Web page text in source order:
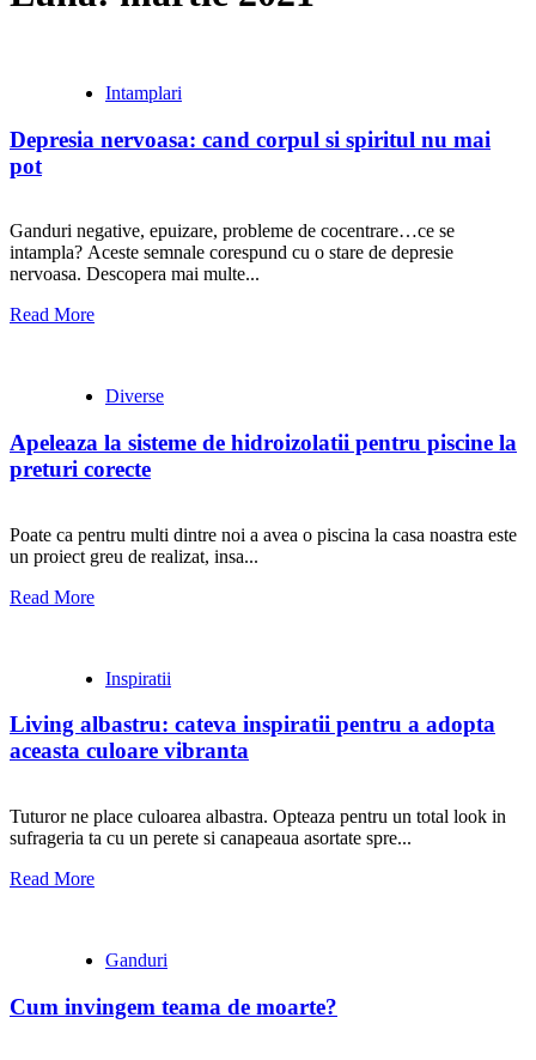
Intamplari
Depresia nervoasa: cand corpul si spiritul nu mai
pot
Ganduri negative, epuizare, probleme de cocentrare…ce se
intampla? Aceste semnale corespund cu o stare de depresie
nervoasa. Descopera mai multe...
Read More
Diverse
Apeleaza la sisteme de hidroizolatii pentru piscine la
preturi corecte
Poate ca pentru multi dintre noi a avea o piscina la casa noastra este
un proiect greu de realizat, insa...
Read More
Inspiratii
Living albastru: cateva inspiratii pentru a adopta
aceasta culoare vibranta
Tuturor ne place culoarea albastra. Opteaza pentru un total look in
sufrageria ta cu un perete si canapeaua asortate spre...
Read More
Ganduri
Cum invingem teama de moarte?